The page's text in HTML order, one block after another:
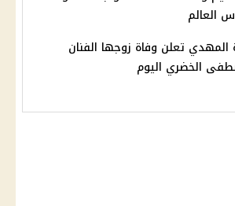
العالم
المهدي تعلن وفاة زوجها الفنان
الخضري اليوم